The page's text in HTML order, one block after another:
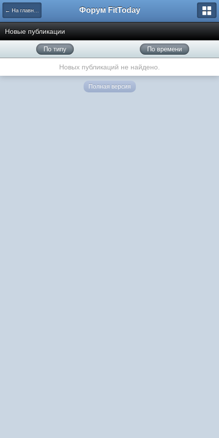
← На главную Форум FitToday
Новые публикации
По типу По времени
Новых публикаций не найдено.
Полная версия